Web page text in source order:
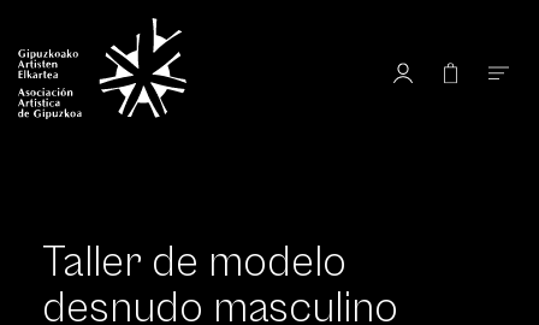
Taller de modelo
desnudo masculino